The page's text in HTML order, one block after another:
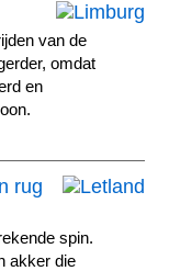
van de
omdat
en
rug
spin.
akker die